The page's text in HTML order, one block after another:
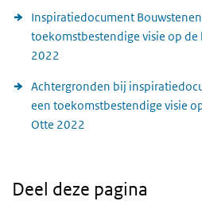
Inspiratiedocument
toekomstbestendige visie op de
2022
Achtergronden bij
een toekomstbestendige visie
Otte 2022
Deel deze pagina